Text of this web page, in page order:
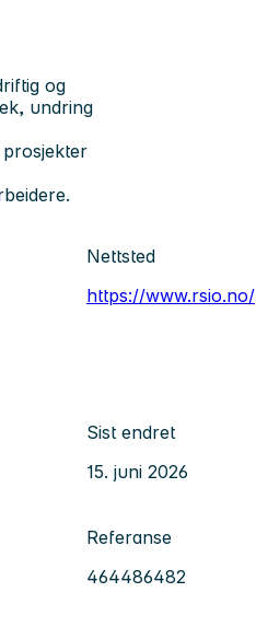
og
undring
Nettsted
https://www.rsio.no/
Sist endret
15. juni 2026
Referanse
464486482